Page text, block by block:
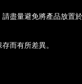
盡量避免將產品放置於
而有所差異。